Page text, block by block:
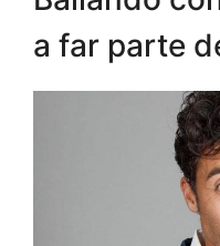
a far parte